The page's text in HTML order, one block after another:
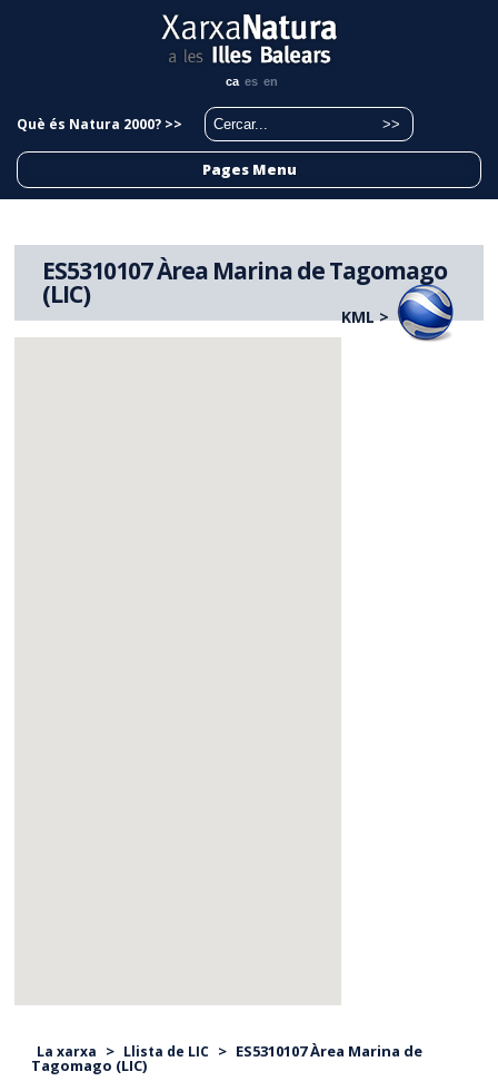
ca es en
Què és Natura 2000? >>
Pages Menu
ES5310107 Àrea Marina de Tagomago
(LIC)
KML >
La xarxa > Llista de LIC > ES5310107 Àrea Marina de
Tagomago (LIC)